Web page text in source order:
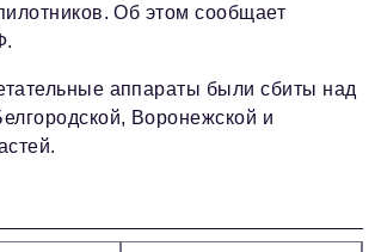
редакционная подписка
magazine.online
партнерами
Об этом сообщает
аппараты были сбиты над
Воронежской и